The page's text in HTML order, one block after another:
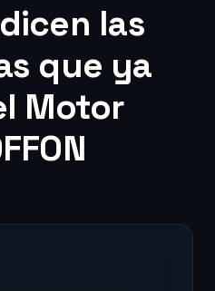
las
que ya
Motor